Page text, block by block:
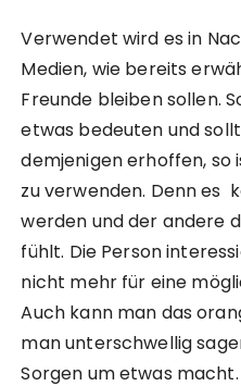
Verwendet wird es in
Medien, wie bereits
Freunde bleiben sollen.
etwas bedeuten und
demjenigen erhoffen, so
zu verwenden. Denn es
werden und der andere
fühlt. Die Person
nicht mehr für eine
Auch kann man das
man unterschwellig
Sorgen um etwas